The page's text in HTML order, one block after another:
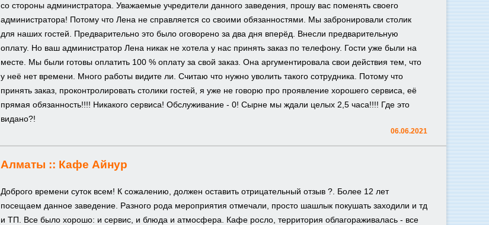
со стороны администратора. Уважаемые учредители данного заведения, прошу вас поменять своего
администратора! Потому что Лена не справляется со своими обязанностями. Мы забронировали столик
для наших гостей. Предварительно это было оговорено за два дня вперёд. Внесли предварительную
оплату. Но ваш администратор Лена никак не хотела у нас принять заказ по телефону. Гости уже были на
месте. Мы были готовы оплатить 100 % оплату за свой заказ. Она аргументировала свои действия тем, что
у неё нет времени. Много работы видите ли. Считаю что нужно уволить такого сотрудника. Потому что
принять заказ, проконтролировать столики гостей, я уже не говорю про проявление хорошего сервиса, её
прямая обязанность!!!! Никакого сервиса! Обслуживание - 0! Сырне мы ждали целых 2,5 часа!!!! Где это
видано?!
06.06.2021
Алматы :: Кафе Айнур
Доброго времени суток всем! К сожалению, должен оставить отрицательный отзыв ?. Более 12 лет
посещаем данное заведение. Разного рода мероприятия отмечали, просто шашлык покушать заходили и тд
и ТП. Все было хорошо: и сервис, и блюда и атмосфера. Кафе росло, территория облагораживалась - все